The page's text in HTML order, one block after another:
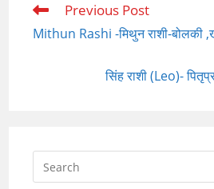
Read
more
Previous Post
Mithun Rashi -मिथुन राशी-बोलकी
सिंह राशी (Leo)-